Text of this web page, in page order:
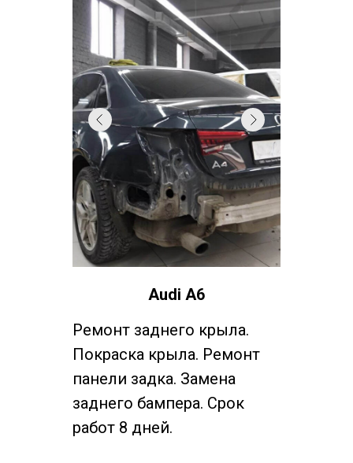
Audi A6
Ремонт заднего крыла.
Покраска крыла. Ремонт
панели задка. Замена
заднего бампера. Срок
работ 8 дней.